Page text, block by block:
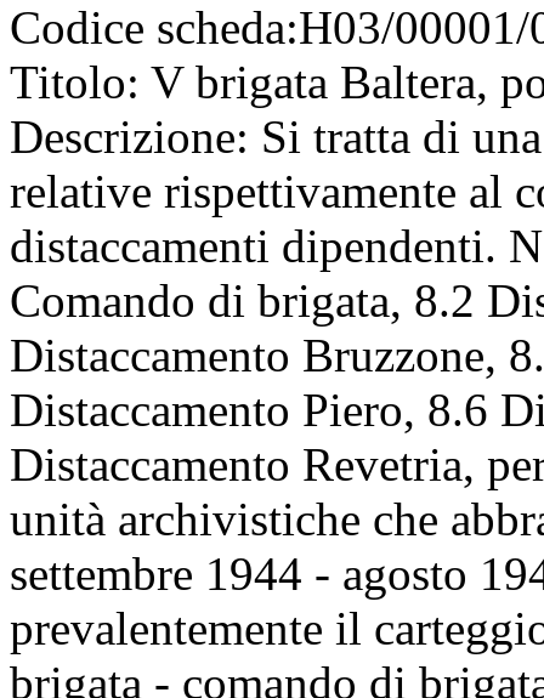
Codice scheda:H03/00001/
Titolo: V brigata Baltera,
Descrizione: Si tratta di
relative rispettivamente al
distaccamenti dipendenti.
Comando di brigata, 8.2
Distaccamento Bruzzone,
Distaccamento Piero, 8.6
Distaccamento Revetria,
unità archivistiche che
settembre 1944 - agosto
prevalentemente il
brigata - comando di